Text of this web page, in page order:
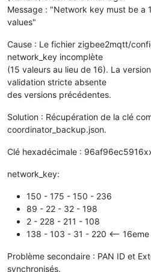
Message : "Network key must be a
values"
Cause : Le fichier zigbee2mqtt/
network_key incomplète
(15 valeurs au lieu de 16). La
validation stricte absente
des versions précédentes.
Solution : Récupération de la clé
coordinator_backup.json.
Clé hexadécimale :
network_key:
150 - 175 - 150 - 236
89 - 22 - 32 - 198
2 - 228 - 211 - 108
138 - 103 - 31 - 220 <--
Problème secondaire : PAN ID et
synchronisés.